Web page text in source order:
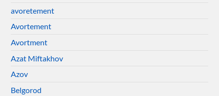
avoretement
Avortement
Avortment
Azat Miftakhov
Azov
Belgorod